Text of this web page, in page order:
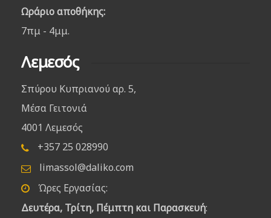
Ωράριο αποθήκης:
7πμ - 4μμ.
Λεμεσός
Σπύρου Κυπριανού αρ. 5,
Μέσα Γειτονιά
4001 Λεμεσός
+357 25 028990
limassol@daliko.com
Ώρες Εργασίας:
Δευτέρα, Τρίτη, Πέμπτη και Παρασκευή: